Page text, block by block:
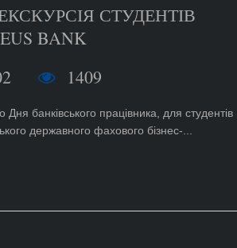
СТУДЕНТІВ
BANK
02
1409
банківського працівника, для студентів
державного фахового бізнес-...